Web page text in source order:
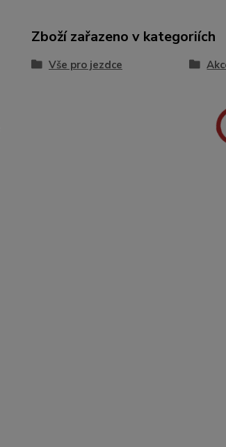
Zboží zařazeno v kategoriích
Vše pro jezdce